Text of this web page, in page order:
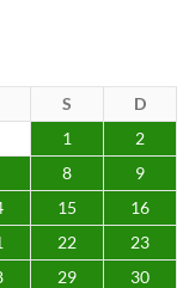
S
D
1
2
8
9
15
16
22
23
29
30